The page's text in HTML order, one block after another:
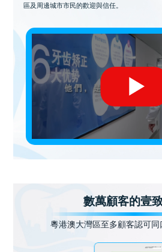
區及周邊城市市民的歡迎與信任。
數萬顧客的壹
粵港澳大灣區至多顧客認可